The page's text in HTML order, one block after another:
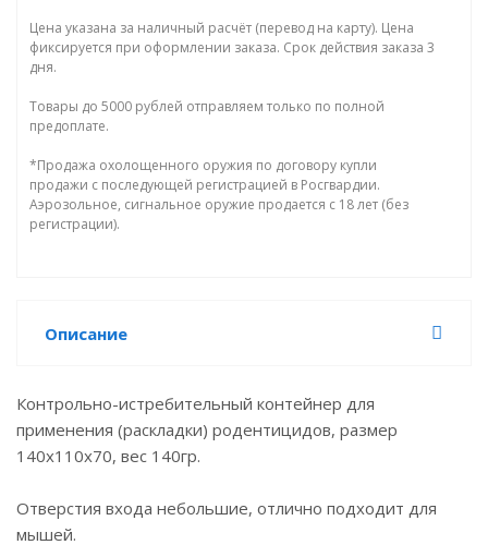
Цена указана за наличный расчёт (перевод на карту). Цена
фиксируется при оформлении заказа. Срок действия заказа 3
дня.
Товары до 5000 рублей отправляем только по полной
предоплате.
*Продажа охолощенного оружия по договору купли
продажи с последующей регистрацией в Росгвардии.
Аэрозольное, сигнальное оружие продается с 18 лет (без
регистрации).
Описание
Контрольно-истребительный контейнер для
применения (раскладки) родентицидов, размер
140х110х70, вес 140гр.
Отверстия входа небольшие, отлично подходит для
мышей.